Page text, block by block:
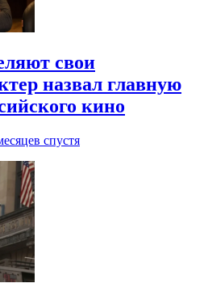
свои
назвал главную
кино
спустя